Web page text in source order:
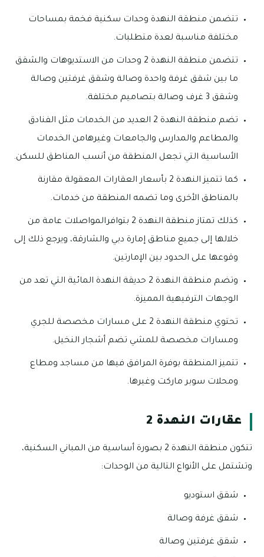
تتضمن منطقة النهدة وحدات سكنية فخمة بمساحات
مختلفة مناسبة لعدة متطلبات.
تتضمن منطقة النهدة 2 وحدات من الاستديوهات والشقق
ما بين شقق غرفة واحدة وصالة وشقق غرفتين وصالة
وشقق 3 غرف وصالة بتصاميم مختلفة.
تضم منطقة النهدة 2 العديد من الخدمات مثل الفنادق
والمطاعم والمدارس والجامعات وغيرهامن الخدمات
الأساسية التي تجعل المنطقة من أنسب المناطق للسكن.
كما تتميز النهدة 2 بأسعار العقارات المعقولة مقارنة
بالمناطق الأخرى وما تضمه المنطقة من خدمات.
كذلك تمتاز منطقة النهدة 2 بتوافرالمواصلات عامة من
خلالها إلى جميع مناطق إمارة دبي والشارقة، ويرجع ذلك إلى
وقوعها على الحدود بين الإمارتين.
وتضم منطقة النهدة 2 حديقة النهدة المائية التي تعد من
الوجهات الترفيهية المميزة.
تحتوي منطقة النهدة 2 على مسارات مخصصة للجري
ومسارات مخصصة للمشي تضم أشجار النخيل.
تتميز المنطقة بوفرة المرافق فيها من مساجد ومطاع
ومحلات سوبر ماركت وغيرها.
عقارات النهدة 2
تتكون منطقة النهدة 2 بصورة أساسية من المباني السكنية،
وتشتمل على الأنواع التالية من الوحدات:
شقق استوديو
شقق غرفة وصالة
شقق غرفتين وصالة